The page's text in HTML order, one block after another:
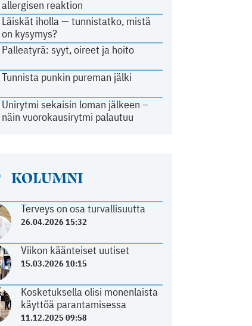
allergisen reaktion
Läiskät iholla — tunnistatko, mistä
on kysymys?
Palleatyrä: syyt, oireet ja hoito
Tunnista punkin pureman jälki
Unirytmi sekaisin loman jälkeen –
näin vuorokausirytmi palautuu
KOLUMNI
Terveys on osa turvallisuutta
26.04.2026 15:32
Viikon käänteiset uutiset
15.03.2026 10:15
Kosketuksella olisi monenlaista
käyttöä parantamisessa
11.12.2025 09:58